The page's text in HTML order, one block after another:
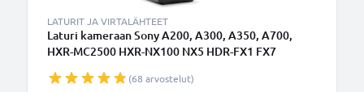
LATURIT JA VIRTALÄHTEET
Laturi kameraan Sony A200, A300, A350, A700,
HXR-MC2500 HXR-NX100 NX5 HDR-FX1 FX7
-F330 tarvikelaturi(68 arvostelut)